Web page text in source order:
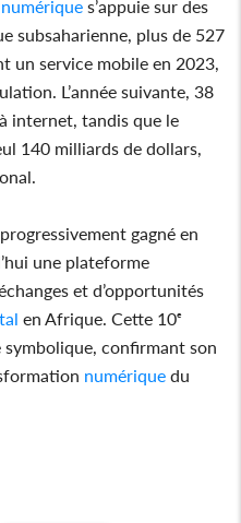
numérique s’appuie sur des
subsaharienne, plus de 527
un service mobile en 2023,
L’année suivante, 38
internet, tandis que le
140 milliards de dollars,
gagné en
une plateforme
et d’opportunités
en Afrique. Cette 10ᵉ
confirmant son
numérique du